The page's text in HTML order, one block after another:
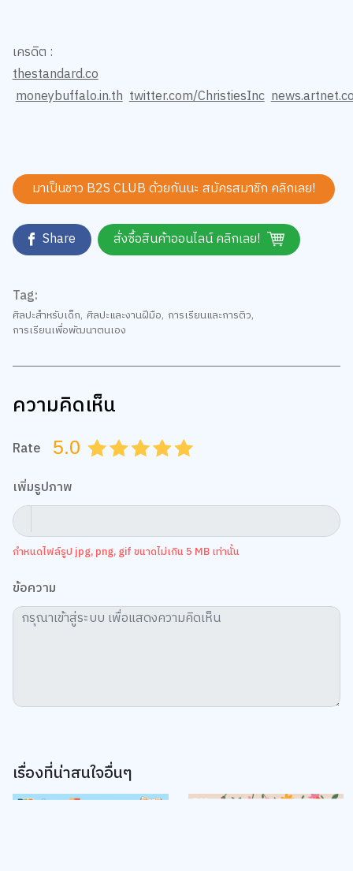
เครดิต :
thestandard.co
moneybuffalo.in.th twitter.com/ChristiesInc
มาเป็นชาว B2S CLUB ด้วยกันนะ สมัครสมาชิก คลิกเลย!
Share สั่งซื้อสินค้าออนไลน์ คลิกเลย!
Tag:
ศิลปะสำหรับเด็ก, ศิลปะและงานฝีมือ, การเรียนและการติว,
การเรียนเพื่อพัฒนาตนเอง
ความคิดเห็น
Rate 5.0 4.5
4.0
3.5
3.0
2.5
2.0
1.5
1.0
0.5
เพิ่มรูปภาพ
กำหนดไฟล์รูป jpg, png, gif ขนาดไม่เกิน 5 MB เท่านั้น
ข้อความ
เรื่องที่น่าสนใจอื่นๆ